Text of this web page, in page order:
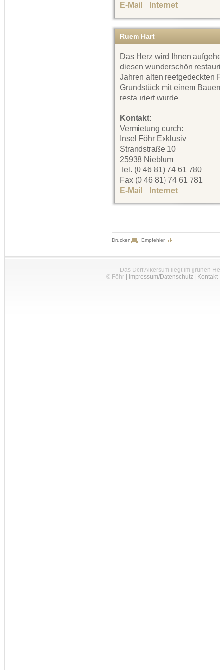
E-Mail
Internet
Ruem Hart
Das Herz wird Ihnen
diesen wunderschön
Jahren alten reetgedeckten
Grundstück mit einem
restauriert wurde.
Kontakt:
Vermietung durch:
Insel Föhr Exklusiv
Strandstraße 10
25938 Nieblum
Tel. (0 46 81) 74 61 780
Fax (0 46 81) 74 61 781
E-Mail
Internet
Drucken Empfehlen
Das Dorf Alkersum liegt im grünen
© Föhr| Impressum/Datenschutz| Kontakt